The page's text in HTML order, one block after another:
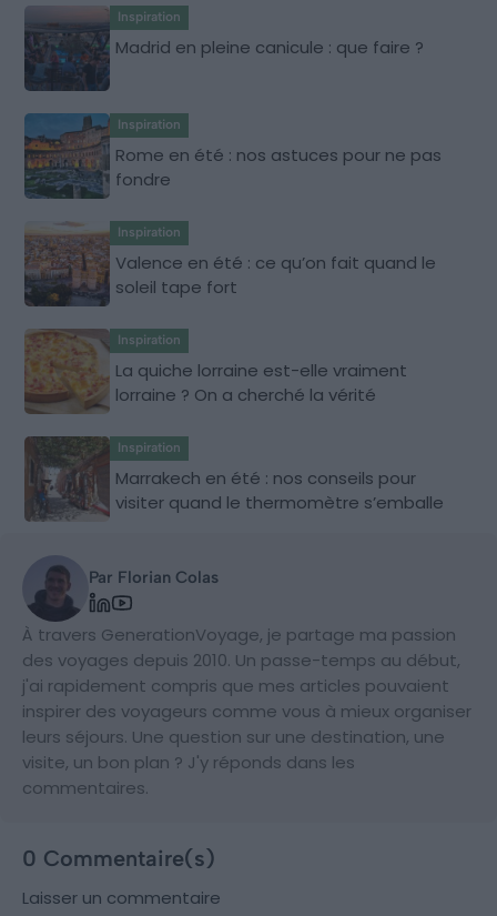
Inspiration
Madrid en pleine canicule : que faire ?
Inspiration
Rome en été : nos astuces pour ne pas
fondre
Inspiration
Valence en été : ce qu’on fait quand le
soleil tape fort
Inspiration
La quiche lorraine est-elle vraiment
lorraine ? On a cherché la vérité
Inspiration
Marrakech en été : nos conseils pour
visiter quand le thermomètre s’emballe
Par Florian Colas
À travers GenerationVoyage, je partage ma passion
des voyages depuis 2010. Un passe-temps au début,
j'ai rapidement compris que mes articles pouvaient
inspirer des voyageurs comme vous à mieux organiser
leurs séjours. Une question sur une destination, une
visite, un bon plan ? J'y réponds dans les
commentaires.
0 Commentaire(s)
Laisser un commentaire